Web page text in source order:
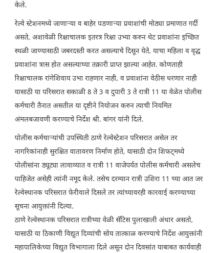
केले.
रेल्वे स्टेशनमध्ये जाणाऱ्या व बाहेर पडणाऱ्या प्रवाशांची मोठ्या प्रमाणात गर्दी
असते, अशावेळी रिक्षाचालक इतरत्र रिक्षा उभ्या करुन थेट प्रवाशांना इच्छित
स्थळी जाण्यासाठी जबरदस्ती करत असल्याचे दिसून येते, याचा महिला व वृद्ध
प्रवाशांना त्रास होत असल्याच्या तक्रारी प्राप्त झाल्या आहेत. कोणताही
रिक्षाचालक रांगेशिवाय उभा राहणार नाही, व प्रवाशांना वेठीस धरणार नाही
यासाठी या परिसरात सकाळी 8 ते 3 व दुपारी 3 ते रात्री 11 या वेळेत पोलीस
कर्मचारी तैनात असतील या दृष्टीने नियोजन करुन त्याची नियमित
अंमलबजावणी करण्याचे निर्देश श्री. बांगर यांनी दिले.
पोलीस कर्मचाऱ्यांची उपस्थिती ठाणे रेल्वेस्टेशन परिसरात असेल तर
नागरिकांनाही सुरक्षित वातावरण निर्माण होते, यासाठी दोन शिफट्मध्ये
पोलीसांना ड्यूट्या लावाव्यात व रात्री 11 वाजेपर्यत पोलीस कर्मचारी असलेच
पाहिजेत असेही त्यांनी नमूद केले. तसेच दरम्यान रात्री उशिरा 11 च्या आत जर
रेल्वेस्थानक परिसरात फेरीवाले दिसले तर त्यांच्यावरही कारवाई करण्याच्या
सूचना आयुक्तांनी दिल्या.
ठाणे रेल्वेस्थानक परिसरात रात्रीच्या वेळी सॅटिस पुलाखाली अंधार असतो,
यासाठी या ठिकाणी विद्युत दिव्यांची सोय तात्काळ करण्याचे निर्देश आयुक्तांनी
महापालिकेच्या विद्युत विभागाला दिले असून दोन दिवसांत याबाबत कार्यवाही